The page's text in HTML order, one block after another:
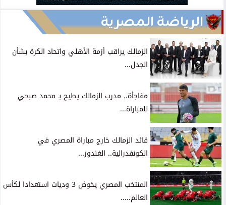
الرياضة المصرية
الزمالك يراقب أزمة الأهلي واتحاد الكرة بشأن
الجدل...
مفاجأة.. مدرب الزمالك يطيح بـ محمد صبحي
للمباراة...
قائد الزمالك خارج مباراة المصري في
الكونفدرالية.. الغندور...
المنتخب المصري يخوض 3 وديات استعدادا لكأس
العالم.....